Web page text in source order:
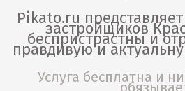
Pikato.ru
застройщиков
беспристрастны и
правдивую и
Услуга бесплатна и